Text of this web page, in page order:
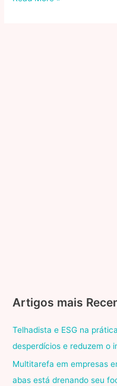
Artigos mais
Telhadista e ESG na
desperdícios e reduzem o
Multitarefa em empresas
abas está drenando seu